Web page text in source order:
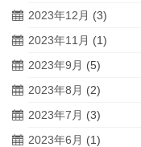
2023年12月 (3)
2023年11月 (1)
2023年9月 (5)
2023年8月 (2)
2023年7月 (3)
2023年6月 (1)